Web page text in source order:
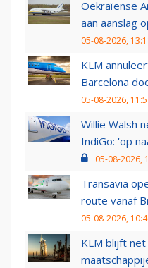
Oekraïense
aan aanslag
05-08-2026,
KLM
Barcelona
05-08-2026,
Willie Walsh
IndiGo: 'op
05-08-2026,
Transavia
route vanaf
05-08-2026,
KLM blijft